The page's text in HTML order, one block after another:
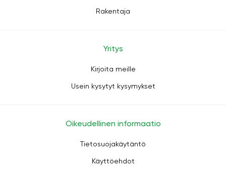
Rakentaja
Yritys
Kirjoita meille
Usein kysytyt kysymykset
Oikeudellinen informaatio
Tietosuojakäytäntö
Käyttöehdot